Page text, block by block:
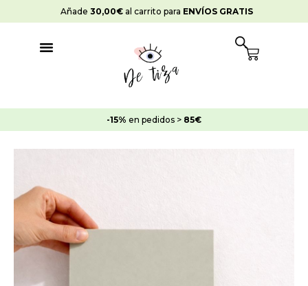
al
Añade 30,00€ al carrito para ENVÍOS GRATIS
Cart
-15% en pedidos > 85€
Azulejos
Verde
Macilla
cantidad